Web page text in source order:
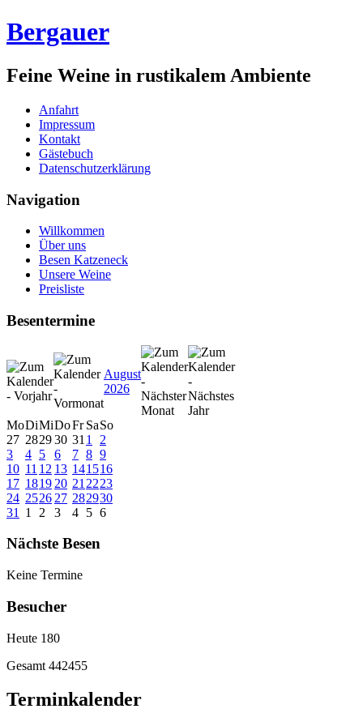
Bergauer
Feine Weine in rustikalem Ambiente
Anfahrt
Impressum
Kontakt
Gästebuch
Datenschutzerklärung
Navigation
Willkommen
Über uns
Besen Katzeneck
Unsere Weine
Preisliste
Besentermine
August
2026
MoDiMiDoFr SaSo
27 282930 31 1
2
3
4 5 6 7 8 9
10 11 12 13 141516
17 1819 20 21 2223
24 2526 27 282930
31
1 2 3 4 5 6
Nächste Besen
Keine Termine
Besucher
Heute 180
Gesamt 442455
Terminkalender